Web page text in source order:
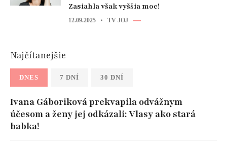
Zasiahla však vyššia moc!
12.09.2025 TV JOJ
Najčítanejšie
DNES 7 DNÍ 30 DNÍ
Ivana Gáboriková prekvapila odvážnym
účesom a ženy jej odkázali: Vlasy ako stará
babka!